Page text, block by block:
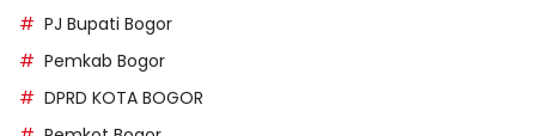
PJ Bupati Bogor
Pemkab Bogor
DPRD KOTA BOGOR